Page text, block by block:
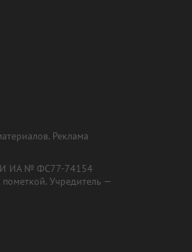
Реклама
ИА № ФС77-74154
Учредитель —